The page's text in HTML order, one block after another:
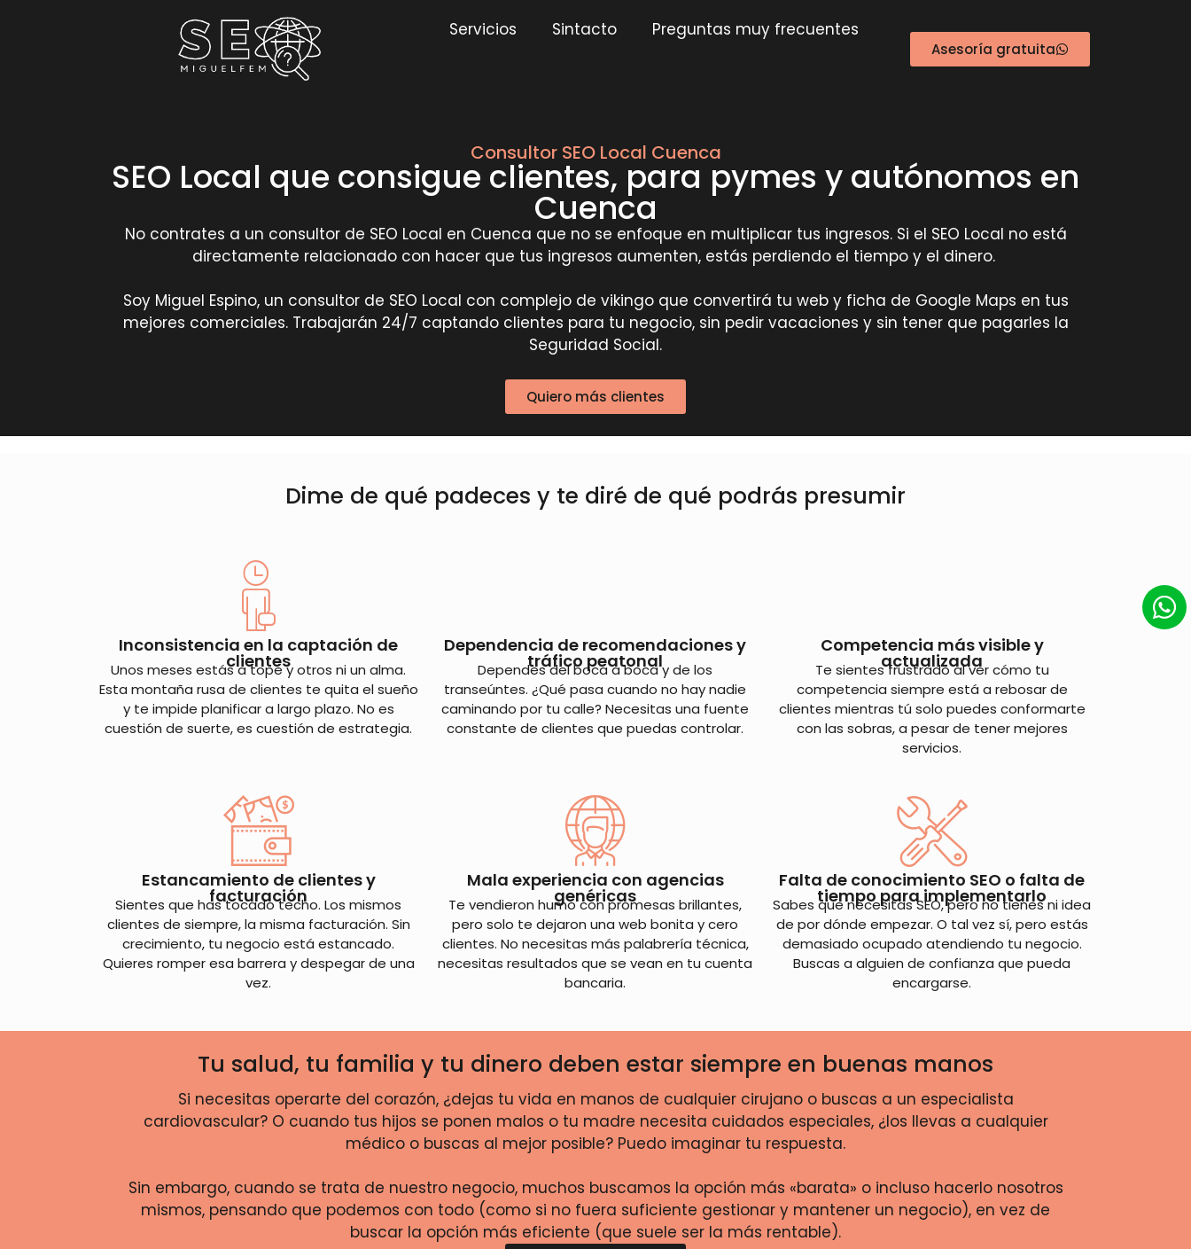
Servicios Sintacto Preguntas muy frecuentes
Asesoría gratuita
Consultor SEO Local Cuenca
SEO Local que consigue clientes, para pymes y autónomos en
Cuenca
No contrates a un consultor de SEO Local en Cuenca que no se enfoque en multiplicar tus ingresos. Si el SEO Local no está
directamente relacionado con hacer que tus ingresos aumenten, estás perdiendo el tiempo y el dinero.
Soy Miguel Espino, un consultor de SEO Local con complejo de vikingo que convertirá tu web y ficha de Google Maps en tus
mejores comerciales. Trabajarán 24/7 captando clientes para tu negocio, sin pedir vacaciones y sin tener que pagarles la
Seguridad Social.
Quiero más clientes
Dime de qué padeces y te diré de qué podrás presumir
Inconsistencia en la captación de
clientes
Unos meses estás a tope y otros ni un alma.
Esta montaña rusa de clientes te quita el sueño
y te impide planificar a largo plazo. No es
cuestión de suerte, es cuestión de estrategia.
Dependencia de recomendaciones y
tráfico peatonal
Dependes del boca a boca y de los
transeúntes. ¿Qué pasa cuando no hay nadie
caminando por tu calle? Necesitas una fuente
constante de clientes que puedas controlar.
Competencia más visible y
actualizada
Te sientes frustrado al ver cómo tu
competencia siempre está a rebosar de
clientes mientras tú solo puedes conformarte
con las sobras, a pesar de tener mejores
servicios.
Estancamiento de clientes y
facturación
Sientes que has tocado techo. Los mismos
clientes de siempre, la misma facturación. Sin
crecimiento, tu negocio está estancado.
Quieres romper esa barrera y despegar de una
vez.
Mala experiencia con agencias
genéricas
Te vendieron humo con promesas brillantes,
pero solo te dejaron una web bonita y cero
clientes. No necesitas más palabrería técnica,
necesitas resultados que se vean en tu cuenta
bancaria.
Falta de conocimiento SEO o falta de
tiempo para implementarlo
Sabes que necesitas SEO, pero no tienes ni idea
de por dónde empezar. O tal vez sí, pero estás
demasiado ocupado atendiendo tu negocio.
Buscas a alguien de confianza que pueda
encargarse.
Tu salud, tu familia y tu dinero deben estar siempre en buenas manos
Si necesitas operarte del corazón, ¿dejas tu vida en manos de cualquier cirujano o buscas a un especialista
cardiovascular? O cuando tus hijos se ponen malos o tu madre necesita cuidados especiales, ¿los llevas a cualquier
médico o buscas al mejor posible? Puedo imaginar tu respuesta.
Sin embargo, cuando se trata de nuestro negocio, muchos buscamos la opción más «barata» o incluso hacerlo nosotros
mismos, pensando que podemos con todo (como si no fuera suficiente gestionar y mantener un negocio), en vez de
buscar la opción más eficiente (que suele ser la más rentable).